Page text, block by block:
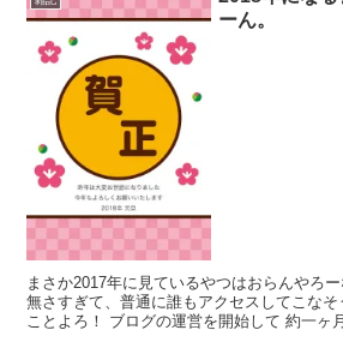
ーん。
まさか2017年に見ているやつはおらんやろ
無さすぎて、普通に誰もアクセスしてこなそ
ことよろ！ ブログの運営を開始して 約一ヶ